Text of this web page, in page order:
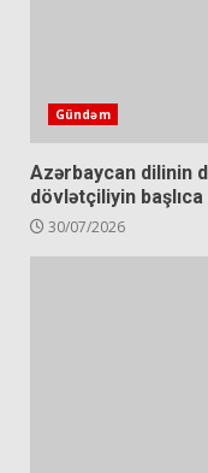
Gündəm
Azərbaycan dilinin
dövlətçiliyin
30/07/2026